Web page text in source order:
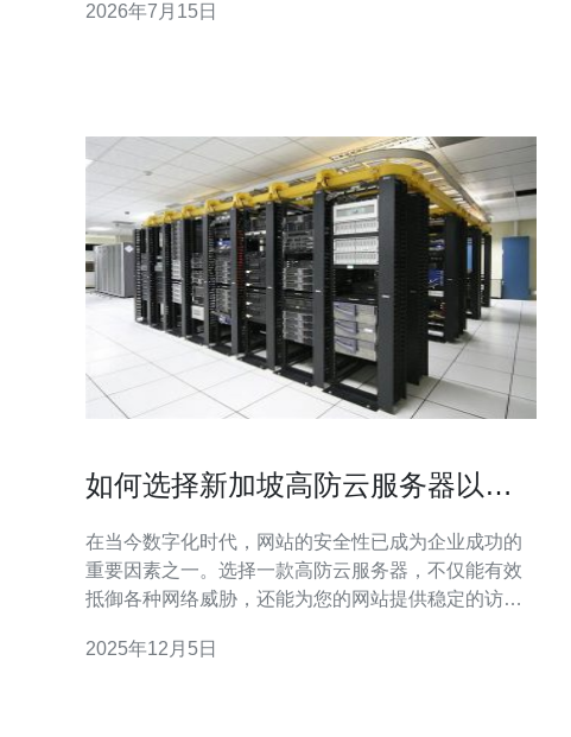
免单点盲区。 3. 精华：用SLA驱动告警策略，结合
2026年7月15日
如何选择新加坡高防云服务器以保
在当今数字化时代，网站的安全性已成为企业成功的
重要因素之一。选择一款高防云服务器，不仅能有效
抵御各种网络威胁，还能为您的网站提供稳定的访问
三大精华要素： 接下来，我们将逐一解析这三个要
2025年12月5日